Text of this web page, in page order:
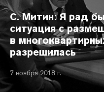
С. Митин: Я рад
ситуация с
в
разрешилась
7 ноября 2018 г.